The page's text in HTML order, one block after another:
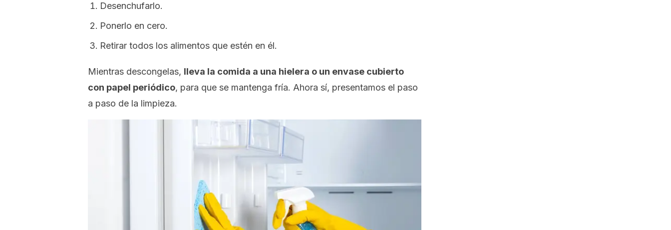
Desenchufarlo.
Ponerlo en cero.
Retirar todos los alimentos que estén en él.
Mientras descongelas, lleva la comida a una hielera o un envase cubierto
con papel periódico, para que se mantenga fría. Ahora sí, presentamos el paso
a paso de la limpieza.